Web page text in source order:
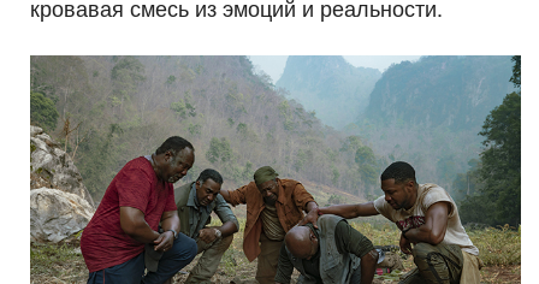
кровавая смесь из эмоций и реальности.